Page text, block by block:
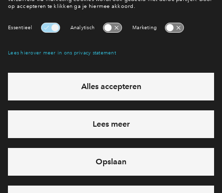
Interesse? Meld je dan snel aan
Hiermee blijf je op de hoogte van het belangrijkste nieuws en
Ja, ik wil mij aanmelden
Heb je een vraag en wil je direct antwoord? Bel ons op
7122667
feestdagen)
vandaag gesloten, maandag zijn we vanaf 09:00 uur weer